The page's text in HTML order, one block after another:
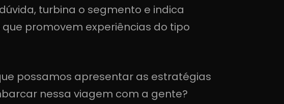
turbina o segmento e indica
promovem experiências do tipo
possamos apresentar as estratégias
nessa viagem com a gente?